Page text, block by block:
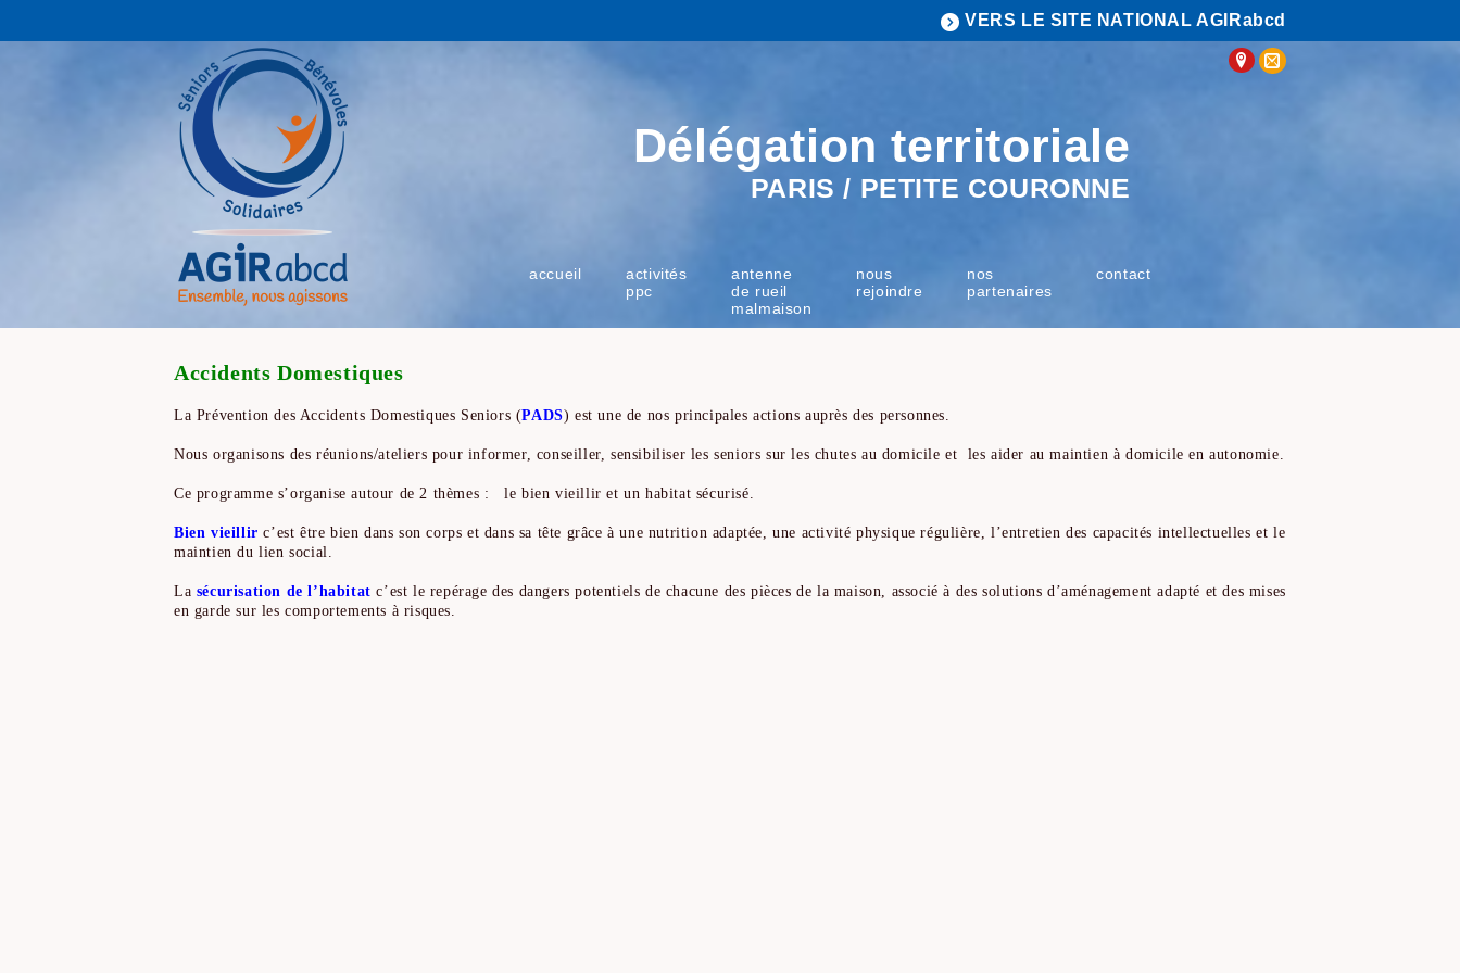
VERS LE SITE NATIONAL AGIRabcd
Délégation territoriale
PARIS / PETITE COURONNE
accueil
activités
ppc
antenne
de rueil
malmaison
nous
rejoindre
nos
partenaires
contact
Accidents Domestiques
La Prévention des Accidents Domestiques Seniors (PADS) est une de nos principales actions auprès des personnes.
Nous organisons des réunions/ateliers pour informer, conseiller, sensibiliser les seniors sur les chutes au domicile et les aider au maintien à domicile en autonomie.
Ce programme s’organise autour de 2 thèmes : le bien vieillir et un habitat sécurisé.
Bien vieillir c’est être bien dans son corps et dans sa tête grâce à une nutrition adaptée, une activité physique régulière, l’entretien des capacités intellectuelles et le
maintien du lien social.
La sécurisation de l’habitat c’est le repérage des dangers potentiels de chacune des pièces de la maison, associé à des solutions d’aménagement adapté et des mises
en garde sur les comportements à risques.